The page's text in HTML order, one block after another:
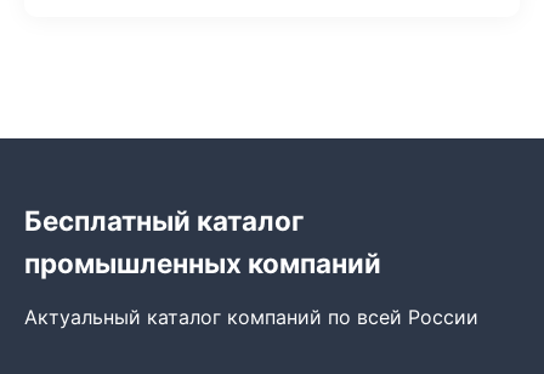
Бесплатный каталог
промышленных компаний
Актуальный каталог компаний по всей России